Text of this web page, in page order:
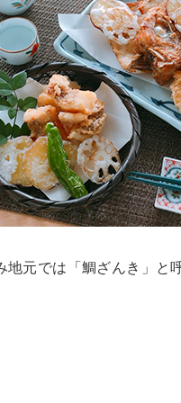
地元では「鯛ざんき」と